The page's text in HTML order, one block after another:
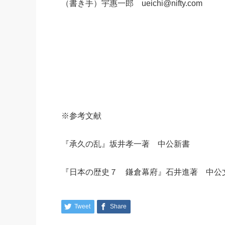
（書き手）宇惠一郎 ueichi@nifty.com
※参考文献
『承久の乱』坂井孝一著 中公新書
『日本の歴史７ 鎌倉幕府』石井進著 中公
Tweet Share